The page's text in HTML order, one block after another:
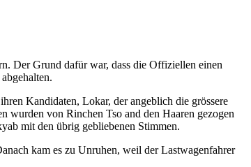
Der Grund dafür war, dass die Offiziellen einen
Kandidaten, Lokar, der angeblich die grössere
wurden von Rinchen Tso and den Haaren gezogen
mit den übrig gebliebenen Stimmen.
kam es zu Unruhen, weil der Lastwagenfahrer